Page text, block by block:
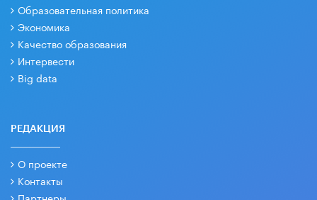
Образовательная политика
Экономика
Качество образования
Интервести
Big data
РЕДАКЦИЯ
О проекте
Контакты